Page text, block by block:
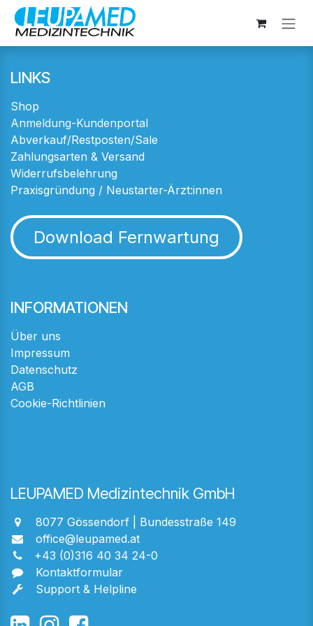
Zum Inhalt springen
LINKS
Shop
Anmeldung-Kundenportal
Abverkauf/Restposten/Sale
Zahlungsarten & Versand
Widerrufsbelehrung
Praxisgründung / Neustarter-Ärzt:innen
Download Fernwartung
INFORMATIONEN
Über uns
Impressum
Datenschutz
AGB
Cookie-Richtlinien
LEUPAMED Medizintechnik GmbH
8077 Gössendorf | Bundesstraße 149
office@leupamed.at
+43 (0)316 40 34 24-0
Kontaktformular
Support & Helpline